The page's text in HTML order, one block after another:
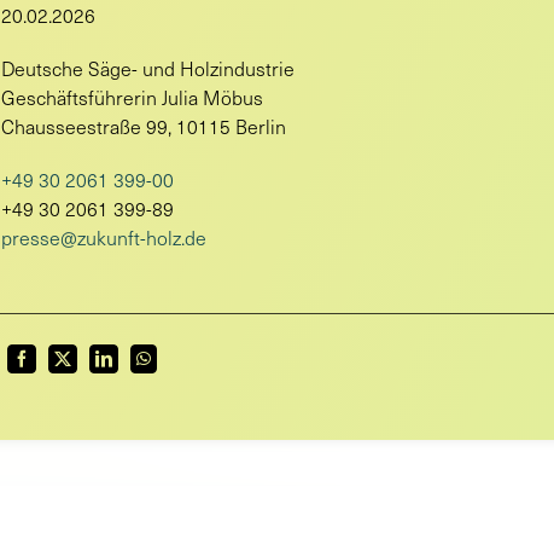
20.02.2026
Deutsche Säge- und Holzindustrie
Geschäftsführerin Julia Möbus
Chausseestraße 99, 10115 Berlin
+49 30 2061 399-00
+49 30 2061 399-89
presse@zukunft-holz.de